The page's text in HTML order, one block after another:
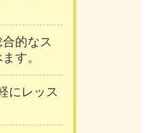
的なス
す。
にレッス